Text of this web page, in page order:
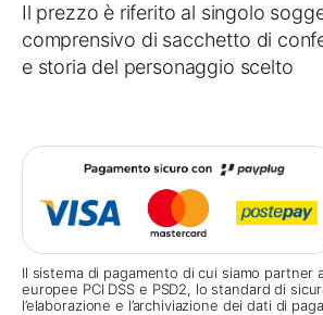
Il prezzo è riferito al singolo
comprensivo di sacchetto di
e storia del personaggio scelto
Il sistema di pagamento di cui siamo partner
europee PCI DSS e PSD2, lo standard di
l’elaborazione e l’archiviazione dei dati di